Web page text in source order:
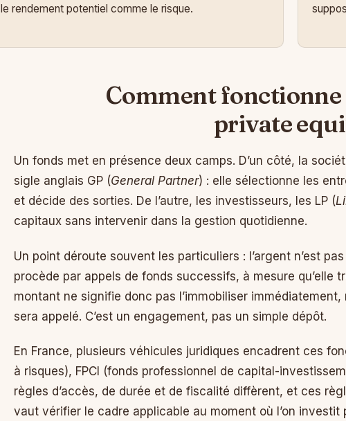
le rendement potentiel comme le risque.
Comment
private
Un fonds met en présence deux camps. D’un côté, la
sigle anglais GP (General Partner) : elle sélectionne les
et décide des sorties. De l’autre, les investisseurs, les LP (
capitaux sans intervenir dans la gestion quotidienne.
Un point déroute souvent les particuliers : l’argent n’est
procède par appels de fonds successifs, à mesure qu’elle
montant ne signifie donc pas l’immobiliser
sera appelé. C’est un engagement, pas un simple dépôt.
En France, plusieurs véhicules juridiques encadrent ces
à risques), FPCI (fonds professionnel de capital-
règles d’accès, de durée et de fiscalité diffèrent, et ces
vaut vérifier le cadre applicable au moment où l’on